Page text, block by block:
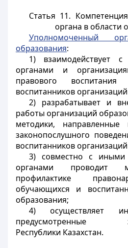
Статья 11.
органа в области
Уполномоченный
образования:
1) взаимодействует с
органами и
правового
воспитанников
2) разрабатывает и
работы организаций
методики,
законопослушного
воспитанников
3) совместно с иными
органами проводит
профилактике
обучающихся и
образования;
4) осуществляет
предусмотренные
Республики Казахстан.